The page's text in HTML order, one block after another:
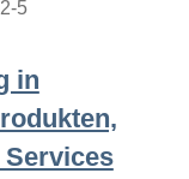
5
in